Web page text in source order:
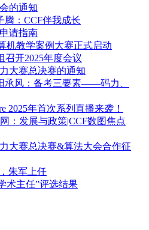
的通知
腾：CCF伴我成长
请指南
机教学案例大赛正式启动
开2025年度会议
大赛总决赛的通知
承风：备考三要素——码力、
2025年首次系列直播来袭！
：发展与政策|CCF数图焦点
大赛总决赛&算法大会合作征
朱军上任
术主任”评选结果